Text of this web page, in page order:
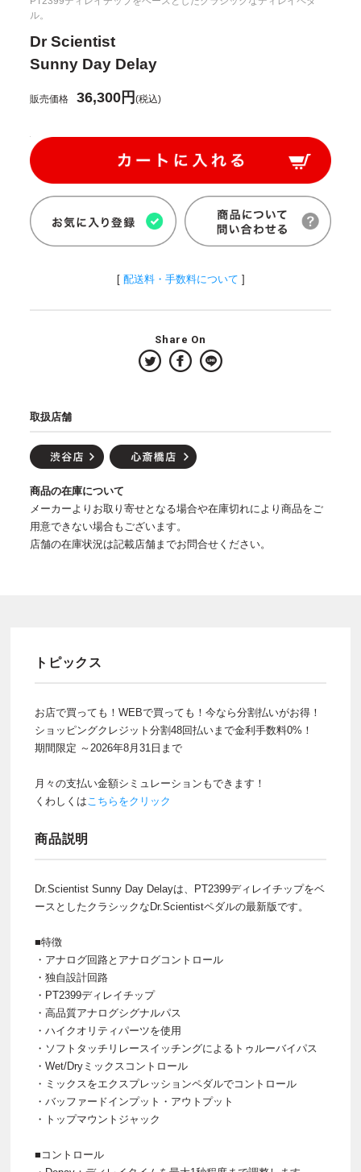
ル。
Dr Scientist
Sunny Day Delay
販売価格 36,300円(税込)
[ 配送料・手数料について ]
Share On
取扱店舗
商品の在庫について
メーカーよりお取り寄せとなる場合や在庫切れにより商品をご
用意できない場合もございます。
店舗の在庫状況は記載店舗までお問合せください。
トピックス
お店で買っても！WEBで買っても！今なら分割払いがお得！
ショッピングクレジット分割48回払いまで金利手数料0%！
期間限定 ～2026年8月31日まで
月々の支払い金額シミュレーションもできます！
くわしくはこちらをクリック
商品説明
Dr.Scientist Sunny Day Delayは、PT2399ディレイチップをベ
ースとしたクラシックなDr.Scientistペダルの最新版です。
■特徴
・アナログ回路とアナログコントロール
・独自設計回路
・PT2399ディレイチップ
・高品質アナログシグナルパス
・ハイクオリティパーツを使用
・ソフトタッチリレースイッチングによるトゥルーバイパス
・Wet/Dryミックスコントロール
・ミックスをエクスプレッションペダルでコントロール
・バッファードインプット・アウトプット
・トップマウントジャック
■コントロール